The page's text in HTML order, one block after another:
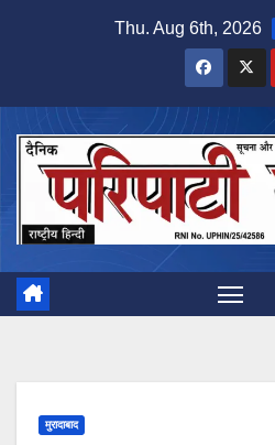
Thu. Aug 6th, 2026
मुरादाबाद